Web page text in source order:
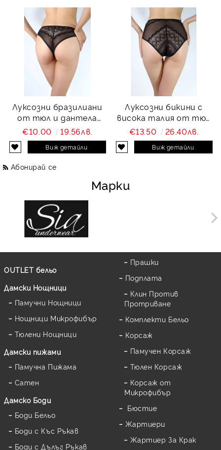
Луксозни бразилиани
от тюл и дантела
Charity
€10.00 19.56лв.
Виж детайли
Луксозни бикини с
висока талия от тюл
и дантела Charity
€13.50 26.40лв.
Виж детайли
Абонирай се
Марки
OUTLET бельо
Дамски Нощници
Памучни Нощници
Нощници Микрофибър
Тюлени Нощници
Дамски пижами
Памучна Пижама
Сатен
Дамскo Боди
Боди Бельо
Боди с Къс Ръкав
Боди с Дълъг Ръкав
Прашки
Подплата
Клин Против
Протриване
Комплекти Бельо
Корсаж
Памучен Корсаж
Тюлен Корсаж
Корсаж от
Микрофибър
Бюстие
Жартиери
Жартиер За Крак